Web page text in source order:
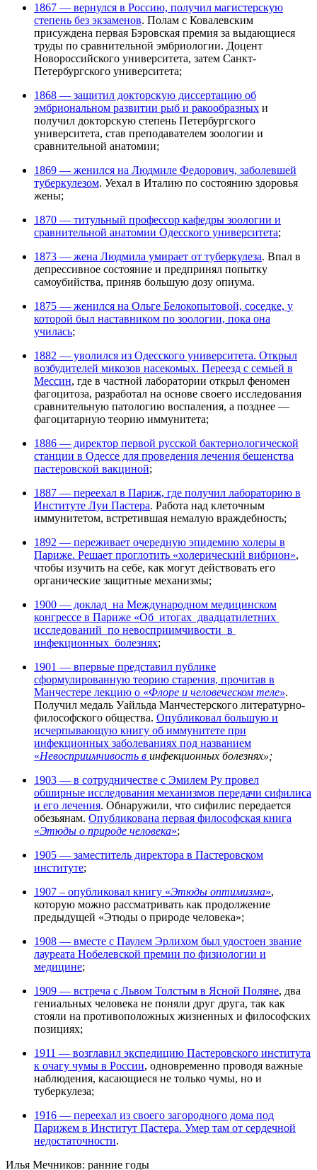
1867 — вернулся в Россию, получил магистерскую
степень без экзаменов. Полам с Ковалевским
присуждена первая Бэровская премия за выдающиеся
труды по сравнительной эмбриологии. Доцент
Новороссийского университета, затем Санкт-
Петербургского университета;
1868 — защитил докторскую диссертацию об
эмбриональном развитии рыб и ракообразных и
получил докторскую степень Петербургского
университета, став преподавателем зоологии и
сравнительной анатомии;
1869 — женился на Людмиле Федорович, заболевшей
туберкулезом. Уехал в Италию по состоянию здоровья
жены;
1870 — титульный профессор кафедры зоологии и
сравнительной анатомии Одесского университета;
1873 — жена Людмила умирает от туберкулеза. Впал в
депрессивное состояние и предпринял попытку
самоубийства, приняв большую дозу опиума.
1875 — женился на Ольге Белокопытовой, соседке, у
которой был наставником по зоологии, пока она
училась;
1882 — уволился из Одесского университета. Открыл
возбудителей микозов насекомых. Переезд с семьей в
Мессин, где в частной лаборатории открыл феномен
фагоцитоза, разработал на основе своего исследования
сравнительную патологию воспаления, а позднее —
фагоцитарную теорию иммунитета;
1886 — директор первой русской бактериологической
станции в Одессе для проведения лечения бешенства
пастеровской вакциной;
1887 — переехал в Париж, где получил лабораторию в
Институте Луи Пастера. Работа над клеточным
иммунитетом, встретившая немалую враждебность;
1892 — переживает очередную эпидемию холеры в
Париже. Решает проглотить «холерический вибрион»,
чтобы изучить на себе, как могут действовать его
органические защитные механизмы;
1900 — доклад на Международном медицинском
конгрессе в Париже «Об итогах двадцатилетних
исследований по невосприимчивости в
инфекционных болезнях;
1901 — впервые представил публике
сформулированную теорию старения, прочитав в
Манчестере лекцию о «Флоре и человеческом теле».
Получил медаль Уайльда Манчестерского литературно-
философского общества. Опубликовал большую и
исчерпывающую книгу об иммунитете при
инфекционных заболеваниях под названием
«Невосприимчивость в инфекционных болезнях»;
1903 — в сотрудничестве с Эмилем Ру провел
обширные исследования механизмов передачи сифилиса
и его лечения. Обнаружили, что сифилис передается
обезьянам. Опубликована первая философская книга
«Этюды о природе человека»;
1905 — заместитель директора в Пастеровском
институте;
1907 – опубликовал книгу «Этюды оптимизма»,
которую можно рассматривать как продолжение
предыдущей «Этюды о природе человека»;
1908 — вместе с Паулем Эрлихом был удостоен звание
лауреата Нобелевской премии по физиологии и
медицине;
1909 — встреча с Львом Толстым в Ясной Поляне, два
гениальных человека не поняли друг друга, так как
стояли на противоположных жизненных и философских
позициях;
1911 — возглавил экспедицию Пастеровского института
к очагу чумы в России, одновременно проводя важные
наблюдения, касающиеся не только чумы, но и
туберкулеза;
1916 — переехал из своего загородного дома под
Парижем в Институт Пастера. Умер там от сердечной
недостаточности.
Илья Мечников: ранние годы